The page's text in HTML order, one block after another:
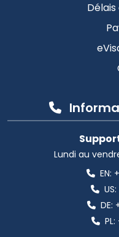
Lundi au
EN:
US:
DE:
PL: